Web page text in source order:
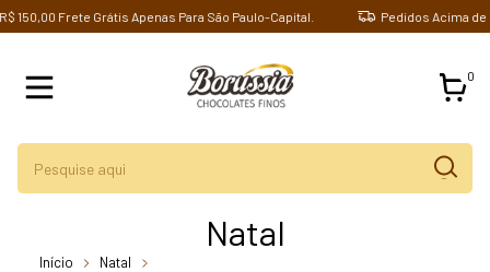
Frete Grátis Apenas Para São Paulo-Capital. Pedidos Acima de R$
0
Natal
Início Natal